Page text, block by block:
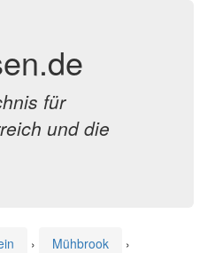
für
und die
› Mühbrook
›